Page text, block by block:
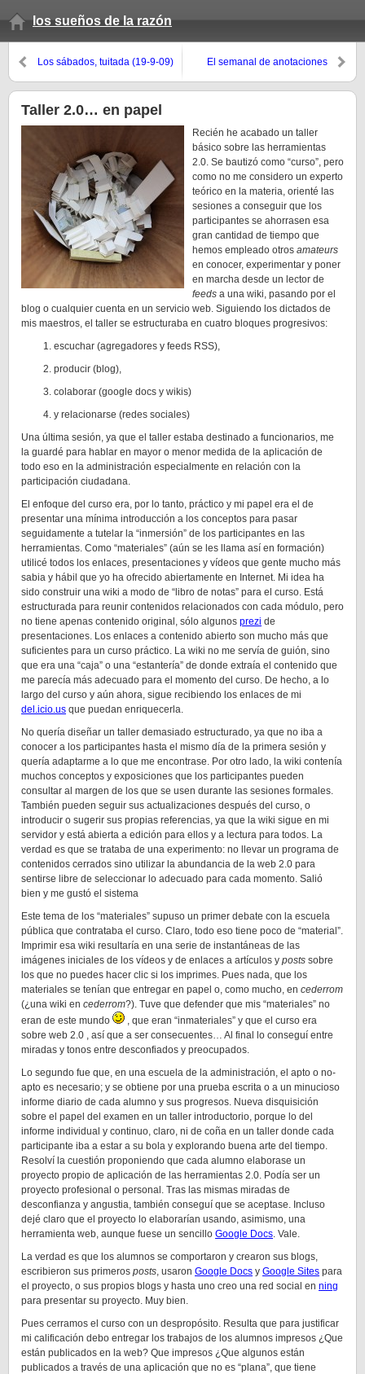
los sueños de la razón
Los sábados, tuitada (19-9-09)
El semanal de anotaciones
Taller 2.0… en papel
Recién he acabado un taller
básico sobre las herramientas
2.0. Se bautizó como “curso”, pero
como no me considero un experto
teórico en la materia, orienté las
sesiones a conseguir que los
participantes se ahorrasen esa
gran cantidad de tiempo que
hemos empleado otros amateurs
en conocer, experimentar y poner
en marcha desde un lector de
feeds a una wiki, pasando por el
blog o cualquier cuenta en un servicio web. Siguiendo los dictados de
mis maestros, el taller se estructuraba en cuatro bloques progresivos:
escuchar (agregadores y feeds RSS),
producir (blog),
colaborar (google docs y wikis)
y relacionarse (redes sociales)
Una última sesión, ya que el taller estaba destinado a funcionarios, me
la guardé para hablar en mayor o menor medida de la aplicación de
todo eso en la administración especialmente en relación con la
participación ciudadana.
El enfoque del curso era, por lo tanto, práctico y mi papel era el de
presentar una mínima introducción a los conceptos para pasar
seguidamente a tutelar la “inmersión” de los participantes en las
herramientas. Como “materiales” (aún se les llama así en formación)
utilicé todos los enlaces, presentaciones y vídeos que gente mucho más
sabia y hábil que yo ha ofrecido abiertamente en Internet. Mi idea ha
sido construir una wiki a modo de “libro de notas” para el curso. Está
estructurada para reunir contenidos relacionados con cada módulo, pero
no tiene apenas contenido original, sólo algunos prezi de
presentaciones. Los enlaces a contenido abierto son mucho más que
suficientes para un curso práctico. La wiki no me servía de guión, sino
que era una “caja” o una “estantería” de donde extraía el contenido que
me parecía más adecuado para el momento del curso. De hecho, a lo
largo del curso y aún ahora, sigue recibiendo los enlaces de mi
del.icio.us que puedan enriquecerla.
No quería diseñar un taller demasiado estructurado, ya que no iba a
conocer a los participantes hasta el mismo día de la primera sesión y
quería adaptarme a lo que me encontrase. Por otro lado, la wiki contenía
muchos conceptos y exposiciones que los participantes pueden
consultar al margen de los que se usen durante las sesiones formales.
También pueden seguir sus actualizaciones después del curso, o
introducir o sugerir sus propias referencias, ya que la wiki sigue en mi
servidor y está abierta a edición para ellos y a lectura para todos. La
verdad es que se trataba de una experimento: no llevar un programa de
contenidos cerrados sino utilizar la abundancia de la web 2.0 para
sentirse libre de seleccionar lo adecuado para cada momento. Salió
bien y me gustó el sistema
Este tema de los “materiales” supuso un primer debate con la escuela
pública que contrataba el curso. Claro, todo eso tiene poco de “material”.
Imprimir esa wiki resultaría en una serie de instantáneas de las
imágenes iniciales de los vídeos y de enlaces a artículos y posts sobre
los que no puedes hacer clic si los imprimes. Pues nada, que los
materiales se tenían que entregar en papel o, como mucho, en cederrom
(¿una wiki en cederrom?). Tuve que defender que mis “materiales” no
eran de este mundo
, que eran “inmateriales” y que el curso era
sobre web 2.0 , así que a ser consecuentes… Al final lo conseguí entre
miradas y tonos entre desconfiados y preocupados.
Lo segundo fue que, en una escuela de la administración, el apto o no-
apto es necesario; y se obtiene por una prueba escrita o a un minucioso
informe diario de cada alumno y sus progresos. Nueva disquisición
sobre el papel del examen en un taller introductorio, porque lo del
informe individual y continuo, claro, ni de coña en un taller donde cada
participante iba a estar a su bola y explorando buena arte del tiempo.
Resolví la cuestión proponiendo que cada alumno elaborase un
proyecto propio de aplicación de las herramientas 2.0. Podía ser un
proyecto profesional o personal. Tras las mismas miradas de
desconfianza y angustia, también conseguí que se aceptase. Incluso
dejé claro que el proyecto lo elaborarían usando, asimismo, una
herramienta web, aunque fuese un sencillo Google Docs. Vale.
La verdad es que los alumnos se comportaron y crearon sus blogs,
escribieron sus primeros posts, usaron Google Docs y Google Sites para
el proyecto, o sus propios blogs y hasta uno creo una red social en ning
para presentar su proyecto. Muy bien.
Pues cerramos el curso con un despropósito. Resulta que para justificar
mi calificación debo entregar los trabajos de los alumnos impresos ¿Que
están publicados en la web? Que impresos ¿Que algunos están
publicados a través de una aplicación que no es “plana”, que tiene